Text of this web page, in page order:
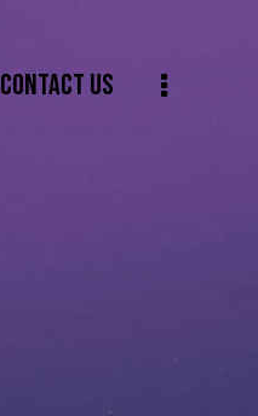
CONTACT US